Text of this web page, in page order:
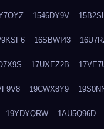
1546DY9V
16SBWI43
17UXEZ2B
19CWX8Y9
19YDYQRW 1AU5Q96D